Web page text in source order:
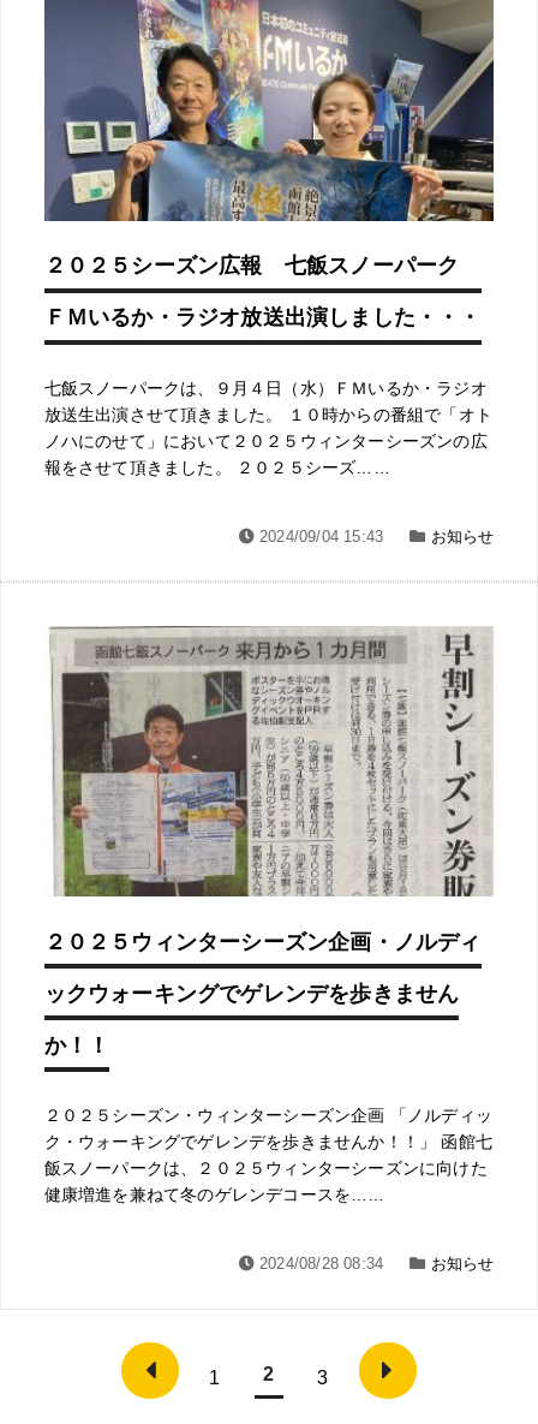
２０２５シーズン広報 七飯スノーパーク
ＦＭいるか・ラジオ放送出演しました・・・
七飯スノーパークは、９月４日（水）ＦＭいるか・ラジオ
放送生出演させて頂きました。 １０時からの番組で「オト
ノハにのせて」において２０２５ウィンターシーズンの広
報をさせて頂きました。 ２０２５シーズ……
2024/09/04 15:43 お知らせ
２０２５ウィンターシーズン企画・ノルディ
ックウォーキングでゲレンデを歩きません
か！！
２０２５シーズン・ウィンターシーズン企画 「ノルディッ
ク・ウォーキングでゲレンデを歩きませんか！！」 函館七
飯スノーパークは、２０２５ウィンターシーズンに向けた
健康増進を兼ねて冬のゲレンデコースを……
2024/08/28 08:34 お知らせ
投
稿
1 2 3